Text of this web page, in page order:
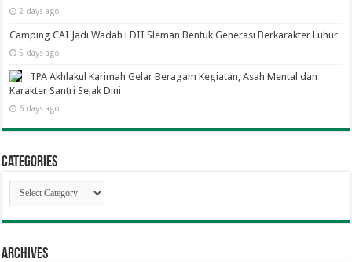
2 days ago
Camping CAI Jadi Wadah LDII Sleman Bentuk Generasi Berkarakter Luhur
5 days ago
TPA Akhlakul Karimah Gelar Beragam Kegiatan, Asah Mental dan
Karakter Santri Sejak Dini
6 days ago
Categories
Categories
Archives